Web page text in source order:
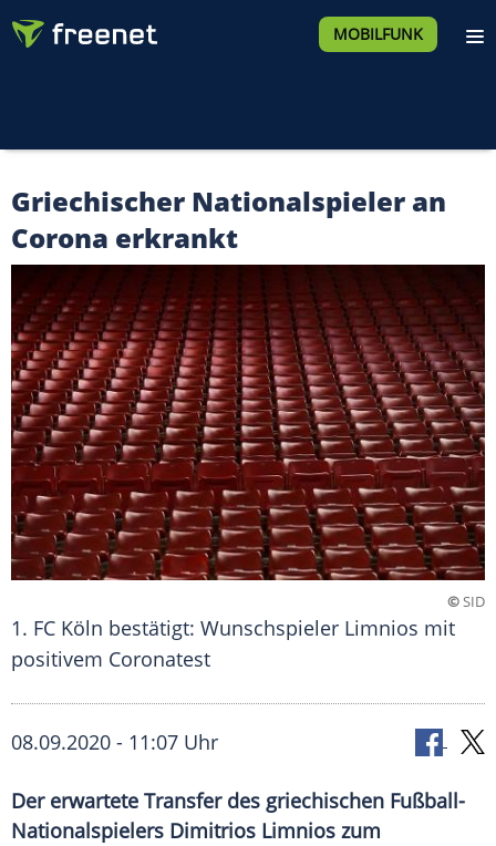
MOBILFUNK
Griechischer Nationalspieler an
Corona erkrankt
©SID
1. FC Köln bestätigt: Wunschspieler Limnios mit
positivem Coronatest
08.09.2020 - 11:07 Uhr
Der erwartete Transfer des griechischen Fußball-
Nationalspielers Dimitrios Limnios zum